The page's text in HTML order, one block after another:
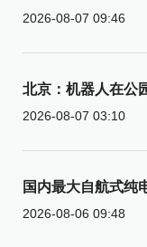
2026-08-07 09:46
北京：机器人在公
2026-08-07 03:10
国内最大自航式纯
2026-08-06 09:48